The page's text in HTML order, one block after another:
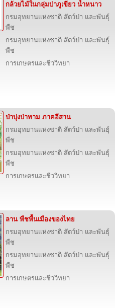
กล้วยไม้ในกลุ่มป่าภูเขียว น้ำหนาว
กรมอุทยานแห่งชาติ สัตว์ป่า และพันธุ์
พืช
กรมอุทยานแห่งชาติ สัตว์ป่า และพันธุ์
พืช
การเกษตรและชีววิทยา
ป่าบุ่งป่าทาม ภาคอีสาน
กรมอุทยานแห่งชาติ สัตว์ป่า และพันธุ์
พืช
กรมอุทยานแห่งชาติ สัตว์ป่า และพันธุ์
พืช
การเกษตรและชีววิทยา
ลาน พืชพื้นเมืองของไทย
กรมอุทยานแห่งชาติ สัตว์ป่า และพันธุ์
พืช
กรมอุทยานแห่งชาติ สัตว์ป่า และพันธุ์
พืช
การเกษตรและชีววิทยา